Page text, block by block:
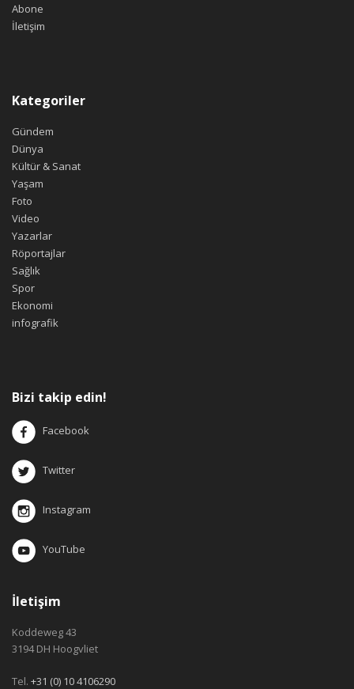
Abone
İletişim
Kategoriler
Gündem
Dünya
Kültür & Sanat
Yaşam
Foto
Video
Yazarlar
Röportajlar
Sağlık
Spor
Ekonomi
infografik
Bizi takip edin!
Facebook
Twitter
Instagram
YouTube
İletişim
Koddeweg 43
3194 DH Hoogvliet
Tel. +31 (0) 10 4106290